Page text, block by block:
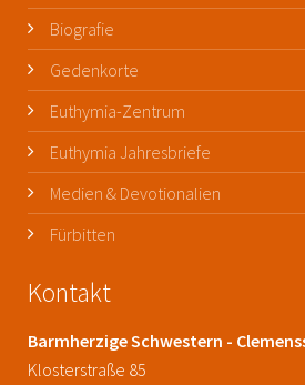
Biografie
Gedenkorte
Euthymia-Zentrum
Euthymia Jahresbriefe
Medien & Devotionalien
Fürbitten
Kontakt
Barmherzige Schwestern -
Klosterstraße 85